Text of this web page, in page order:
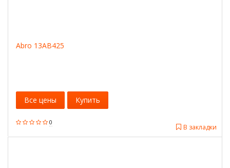
Abro 13AB425
0
В закладки
Все цены Купить